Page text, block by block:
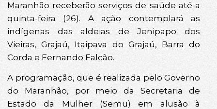
Maranhão receberão serviços de saúde até a
quinta-feira (26). A ação contemplará as
indígenas das aldeias de Jenipapo dos
Vieiras, Grajaú, Itaipava do Grajaú, Barra do
Corda e Fernando Falcão.
A programação, que é realizada pelo Governo
do Maranhão, por meio da Secretaria de
Estado da Mulher (Semu) em alusão à